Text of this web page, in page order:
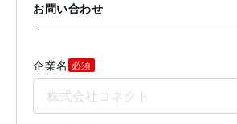
お問い合わせ
企業名 必須